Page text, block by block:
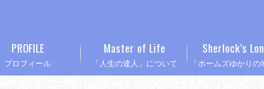
プロフィール
PROFILE
「人生の達人」について
Master of Life
「ホームズゆかりの
Sherlock’s